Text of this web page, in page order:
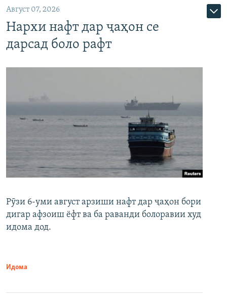
Август 07, 2026
Нархи нафт дар ҷаҳон се
дарсад боло рафт
Рӯзи 6-уми август арзиши нафт дар ҷаҳон бори
дигар афзоиш ёфт ва ба раванди болоравии худ
идома дод.
Идома